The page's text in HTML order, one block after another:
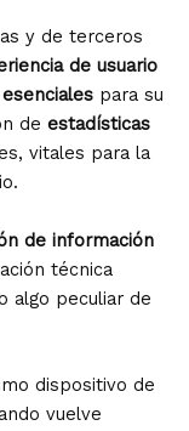
y de terceros
de usuario
para su
de estadísticas
vitales para la
de información
técnica
algo peculiar de
dispositivo de
vuelve